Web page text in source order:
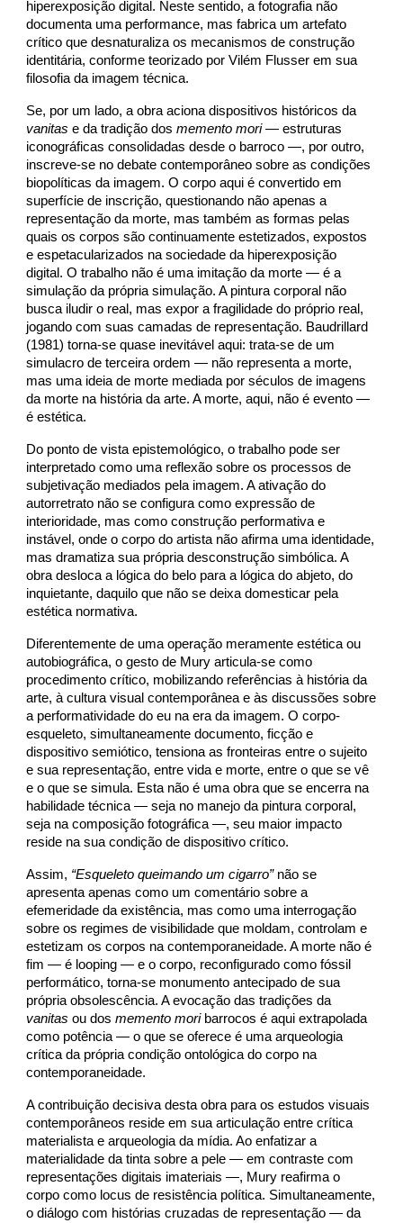
hiperexposição digital. Neste sentido, a fotografia não
documenta uma performance, mas fabrica um artefato
crítico que desnaturaliza os mecanismos de construção
identitária, conforme teorizado por Vilém Flusser em sua
filosofia da imagem técnica.
Se, por um lado, a obra aciona dispositivos históricos da
vanitas e da tradição dosmemento mori— estruturas
iconográficas consolidadas desde o barroco —, por outro,
inscreve-se no debate contemporâneo sobre as condições
biopolíticas da imagem. O corpo aqui é convertido em
superfície de inscrição, questionando não apenas a
representação da morte, mas também as formas pelas
quais os corpos são continuamente estetizados, expostos
e espetacularizados na sociedade da hiperexposição
digital. O trabalho não é uma imitação da morte — é a
simulação da própria simulação. A pintura corporal não
busca iludir o real, mas expor a fragilidade do próprio real,
jogando com suas camadas de representação. Baudrillard
(1981) torna-se quase inevitável aqui: trata-se de um
simulacro de terceira ordem — não representa a morte,
mas uma ideia de morte mediada por séculos de imagens
da morte na história da arte. A morte, aqui, não é evento —
é estética.
Do ponto de vista epistemológico, o trabalho pode ser
interpretado como uma reflexão sobre os processos de
subjetivação mediados pela imagem. A ativação do
autorretrato não se configura como expressão de
interioridade, mas como construção performativa e
instável, onde o corpo do artista não afirma uma identidade,
mas dramatiza sua própria desconstrução simbólica. A
obra desloca a lógica do belo para a lógica do abjeto, do
inquietante, daquilo que não se deixa domesticar pela
estética normativa.
Diferentemente de uma operação meramente estética ou
autobiográfica, o gesto de Mury articula-se como
procedimento crítico, mobilizando referências à história da
arte, à cultura visual contemporânea e às discussões sobre
a performatividade do eu na era da imagem. O corpo-
esqueleto, simultaneamente documento, ficção e
dispositivo semiótico, tensiona as fronteiras entre o sujeito
e sua representação, entre vida e morte, entre o que se vê
e o que se simula. Esta não é uma obra que se encerra na
habilidade técnica — seja no manejo da pintura corporal,
seja na composição fotográfica —, seu maior impacto
reside na sua condição de dispositivo crítico.
Assim, “Esqueleto queimando um cigarro”não se
apresenta apenas como um comentário sobre a
efemeridade da existência, mas como uma interrogação
sobre os regimes de visibilidade que moldam, controlam e
estetizam os corpos na contemporaneidade. A morte não é
fim — é looping — e o corpo, reconfigurado como fóssil
performático, torna-se monumento antecipado de sua
própria obsolescência. A evocação das tradições da
vanitas ou dosmemento moribarrocos é aqui extrapolada
como potência — o que se oferece é uma arqueologia
crítica da própria condição ontológica do corpo na
contemporaneidade.
A contribuição decisiva desta obra para os estudos visuais
contemporâneos reside em sua articulação entre crítica
materialista e arqueologia da mídia. Ao enfatizar a
materialidade da tinta sobre a pele — em contraste com
representações digitais imateriais —, Mury reafirma o
corpo como locus de resistência política. Simultaneamente,
o diálogo com histórias cruzadas de representação — da